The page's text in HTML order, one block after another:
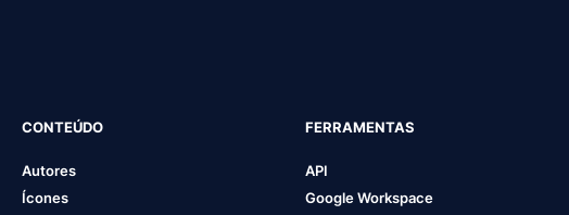
CONTEÚDO
Autores
Ícones
FERRAMENTAS
API
Google Workspace